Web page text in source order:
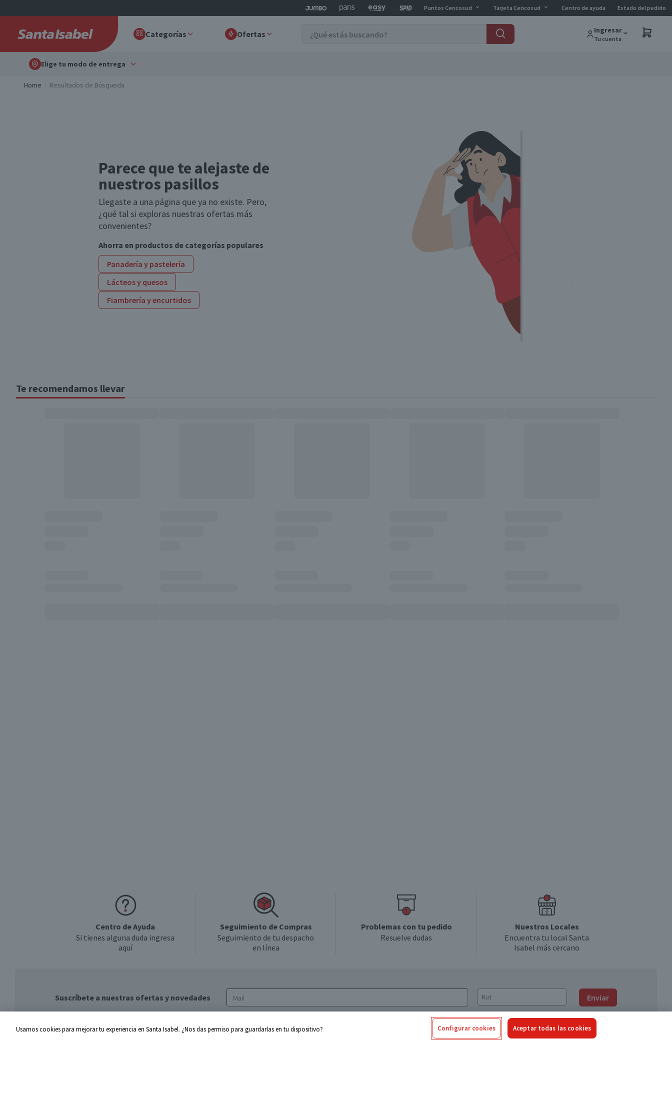
Puntos Cencosud Tarjeta Cencosud Centro de ayuda Estado del pedido
Categorías Ofertas Ingresar
Tu cuenta
Elige tu modo de entrega
Home Resultados de Búsqueda
Parece que te alejaste de
nuestros pasillos
Llegaste a una página que ya no existe. Pero,
¿qué tal si exploras nuestras ofertas más
convenientes?
Ahorra en productos de categorías populares
Panadería y pastelería
Lácteos y quesos
Fiambrería y encurtidos
Te recomendamos llevar
Centro de Ayuda
Si tienes alguna duda ingresa
aquí
Seguimiento de Compras
Seguimiento de tu despacho
en línea
Problemas con tu pedido
Resuelve dudas
Nuestros Locales
Encuentra tu local Santa
Isabel más cercano
Suscríbete a nuestras ofertas y novedades Enviar
de privacidad y de tratamiento de datos
Usamos cookies para mejorar tu experiencia en Santa Isabel. ¿Nos das permiso para guardarlas en tu dispositivo? Configurar cookies Aceptar todas las cookies